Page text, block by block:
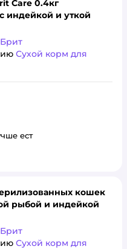
Care 0.4кг
индейкой и уткой
Брит
Сухой корм для
ест
кошек
рыбой и индейкой
Брит
Сухой корм для